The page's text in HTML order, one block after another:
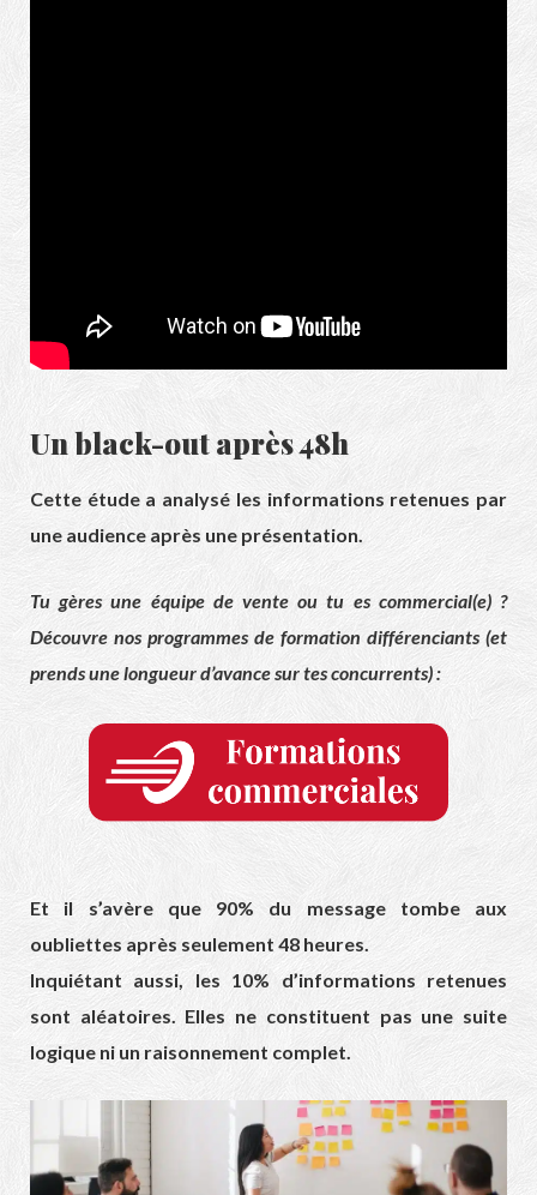
Un black-out après 48h
Cette étude a analysé les informations retenues par
une audience après une présentation.
Tu gères une équipe de vente ou tu es commercial(e) ?
Découvre nos programmes de formation différenciants (et
prends une longueur d’avance sur tes concurrents) :
Et il s’avère que 90% du message tombe aux
oubliettes après seulement 48 heures.
Inquiétant aussi, les 10% d’informations retenues
sont aléatoires. Elles ne constituent pas une suite
logique ni un raisonnement complet.